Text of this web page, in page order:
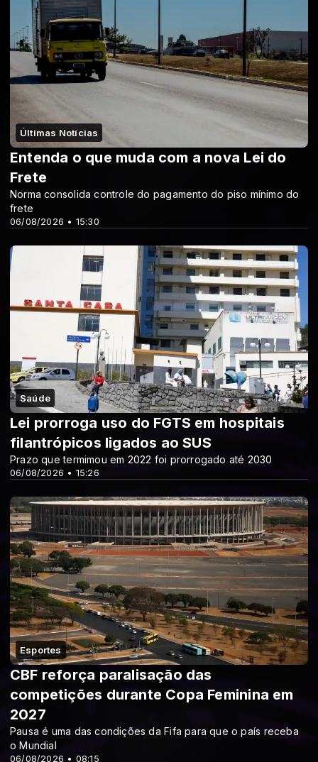
Últimas Notícias
06/08/2026 • 15:30
Entenda o que muda com a nova Lei do
Frete
Norma consolida controle do pagamento do piso mínimo do
frete
Saúde
06/08/2026 • 15:26
Lei prorroga uso do FGTS em hospitais
filantrópicos ligados ao SUS
Prazo que termimou em 2022 foi prorrogado até 2030
Esportes
06/08/2026 • 08:15
CBF reforça paralisação das
competições durante Copa Feminina em
2027
Pausa é uma das condições da Fifa para que o país receba
o Mundial